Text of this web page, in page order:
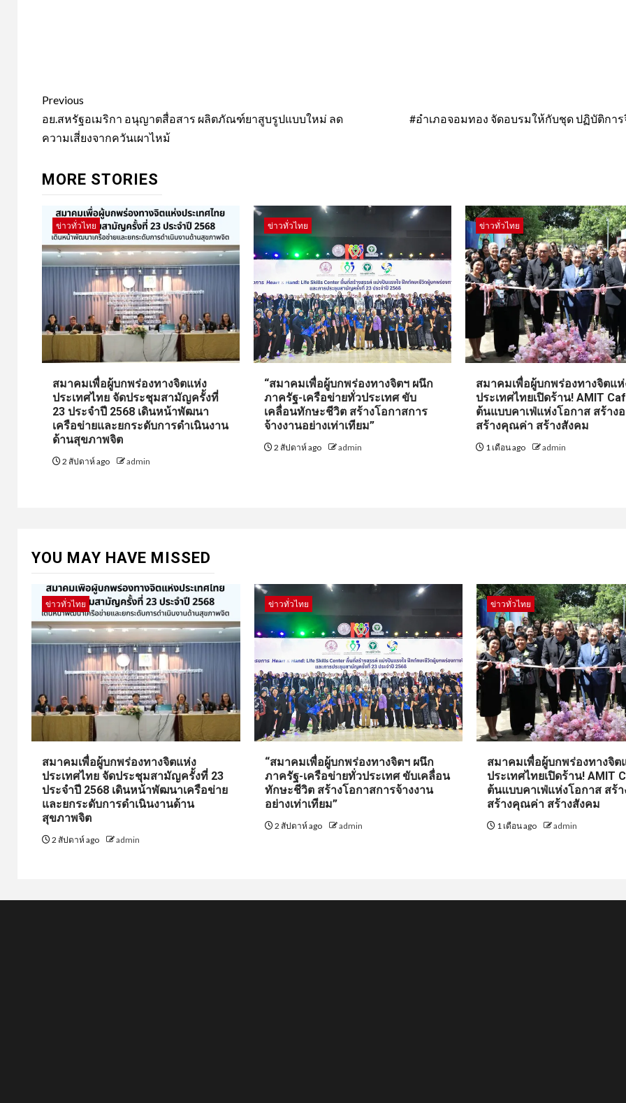
Post
navigation
Previous
อย.สหรัฐอเมริกา อนุญาตสื่อสาร ผลิตภัณฑ์ยาสูบรูปแบบใหม่ ลด
ความเสี่ยงจากควันเผาไหม้
#อำเภอจอมทอง จัดอบรมให้กับชุด ปฏิบัติการ
MORE STORIES
ข่าวทั่วไทย
สมาคมเพื่อผู้บกพร่องทางจิตแห่ง
ประเทศไทย จัดประชุมสามัญครั้งที่
23 ประจำปี 2568 เดินหน้าพัฒนา
เครือข่ายและยกระดับการดำเนินงาน
ด้านสุขภาพจิต
2 สัปดาห์ ago admin
ข่าวทั่วไทย
“สมาคมเพื่อผู้บกพร่องทางจิตฯ ผนึก
ภาครัฐ-เครือข่ายทั่วประเทศ ขับ
เคลื่อนทักษะชีวิต สร้างโอกาสการ
จ้างงานอย่างเท่าเทียม”
2 สัปดาห์ ago admin
ข่าวทั่วไทย
สมาคมเพื่อผู้บกพร่องทางจิตแห่
ประเทศไทยเปิดร้าน! AMIT
ต้นแบบคาเฟ่แห่งโอกาส สร้าง
สร้างคุณค่า สร้างสังคม
1 เดือน ago admin
YOU MAY HAVE MISSED
ข่าวทั่วไทย
สมาคมเพื่อผู้บกพร่องทางจิตแห่ง
ประเทศไทย จัดประชุมสามัญครั้งที่ 23
ประจำปี 2568 เดินหน้าพัฒนาเครือข่าย
และยกระดับการดำเนินงานด้าน
สุขภาพจิต
2 สัปดาห์ ago admin
ข่าวทั่วไทย
“สมาคมเพื่อผู้บกพร่องทางจิตฯ ผนึก
ภาครัฐ-เครือข่ายทั่วประเทศ ขับเคลื่อน
ทักษะชีวิต สร้างโอกาสการจ้างงาน
อย่างเท่าเทียม”
2 สัปดาห์ ago admin
ข่าวทั่วไทย
สมาคมเพื่อผู้บกพร่องทางจิต
ประเทศไทยเปิดร้าน! AMIT
ต้นแบบคาเฟ่แห่งโอกาส สร้
สร้างคุณค่า สร้างสังคม
1 เดือน ago admin